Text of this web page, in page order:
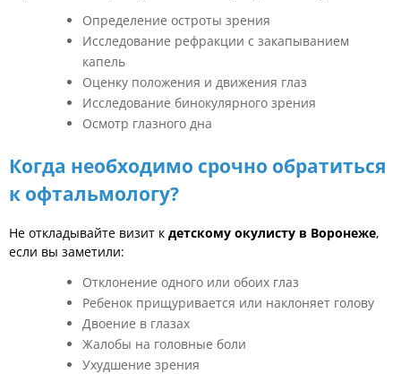
Определение остроты зрения
Исследование рефракции с закапыванием
капель
Оценку положения и движения глаз
Исследование бинокулярного зрения
Осмотр глазного дна
Когда необходимо срочно обратиться
к офтальмологу?
Не откладывайте визит к детскому окулисту в Воронеже,
если вы заметили:
Отклонение одного или обоих глаз
Ребенок прищуривается или наклоняет голову
Двоение в глазах
Жалобы на головные боли
Ухудшение зрения